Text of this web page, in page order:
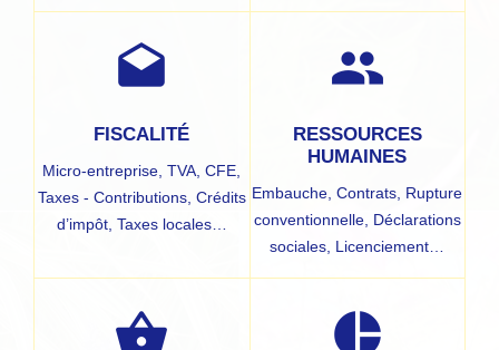
drafts
FISCALITÉ
Micro-entreprise,TVA,CFE,
Taxes - Contributions, Crédits
d’impôt, Taxes locales…
people
RESSOURCES
HUMAINES
Embauche,Contrats, Rupture
conventionnelle, Déclarations
sociales, Licenciement…
shopping_basket pie_chart